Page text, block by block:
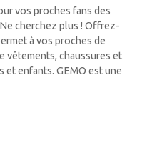
vos proches fans des
cherchez plus ! Offrez-
à vos proches de
vêtements, chaussures et
et enfants. GEMO est une